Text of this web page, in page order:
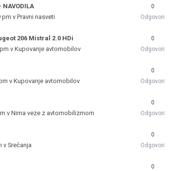
pm vPravni nasveti
0
Odgovori
206 Mistral 2.0 HDi
v Kupovanje avtomobilov
0
Odgovori
vKupovanje avtomobilov
0
Odgovori
vNima veze z avtomobilizmom
0
Odgovori
vSrečanja
0
Odgovori
0